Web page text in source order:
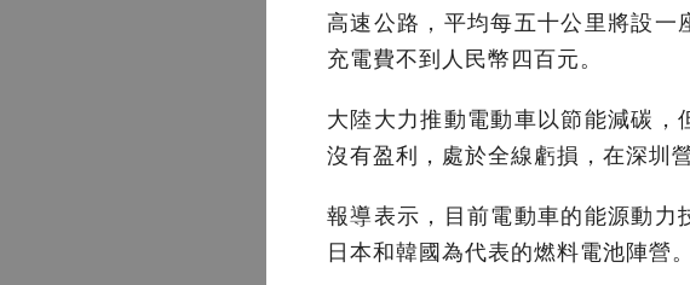
高速公路，平均每五十公里將設
充電費不到人民幣四百元。
大陸大力推動電動車以節能減碳
沒有盈利，處於全線虧損，在深圳
報導表示，目前電動車的能源動力
日本和韓國為代表的燃料電池陣營